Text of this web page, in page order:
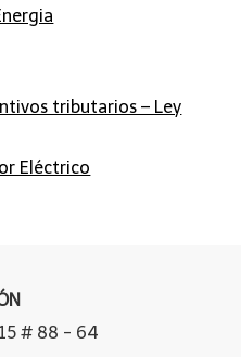
tributarios – Ley
Eléctrico
# 88 - 64